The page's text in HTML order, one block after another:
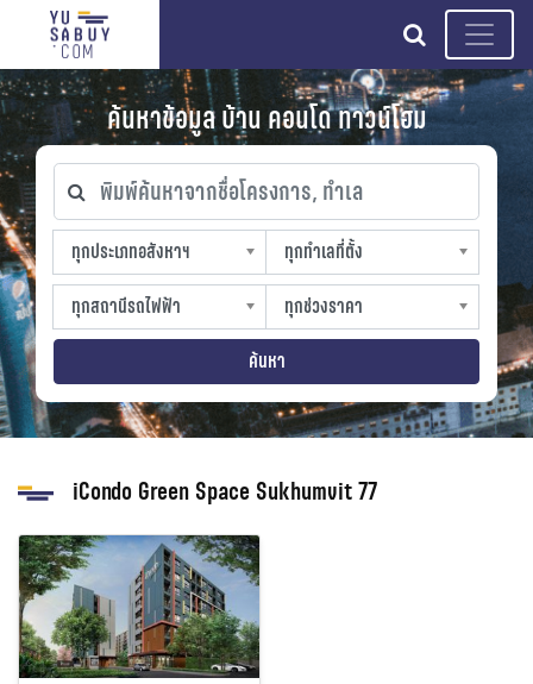
search
ค้นหาข้อมูล บ้าน คอนโด ทาวน์โฮม
พิมพ์ค้นหาจากชื่อโครงการ, ทำเล
ทุกประเภทอสังหาฯ
ทุกประเภทอสังหาฯ
sproperty
ทุกทำเลที่ตั้ง
ทุกทำเลที่ตั้ง
slocation
ทุกสถานีรถไฟฟ้า
ทุกสถานีรถไฟฟ้า
strain-station
ทุกช่วงราคา
ทุกช่วงราคา
sprice
ค้นหา
iCondo Green Space Sukhumvit 77